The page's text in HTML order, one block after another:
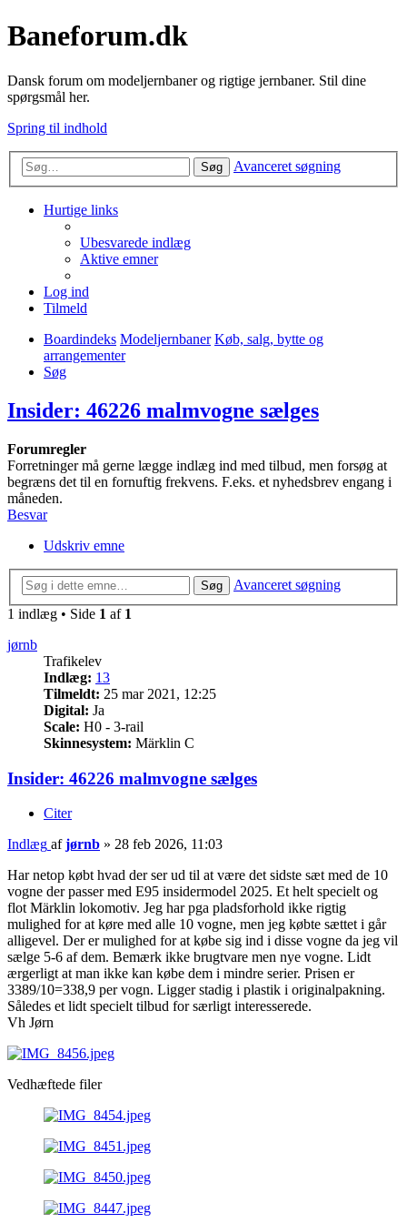
Baneforum.dk
Dansk forum om modeljernbaner og rigtige jernbaner. Stil dine
spørgsmål her.
Spring til indhold
Søg Avanceret søgning
Hurtige links
Ubesvarede indlæg
Aktive emner
Log ind
Tilmeld
Boardindeks Modeljernbaner Køb, salg, bytte og
arrangementer
Søg
Insider: 46226 malmvogne sælges
Forumregler
Forretninger må gerne lægge indlæg ind med tilbud, men forsøg at
begræns det til en fornuftig frekvens. F.eks. et nyhedsbrev engang i
måneden.
Besvar
Udskriv emne
Søg
Avanceret søgning
1 indlæg • Side 1 af 1
jørnb
Trafikelev
Indlæg: 13
Tilmeldt: 25 mar 2021, 12:25
Digital: Ja
Scale: H0 - 3-rail
Skinnesystem: Märklin C
Insider: 46226 malmvogne sælges
Citer
Indlæg afjørnb » 28 feb 2026, 11:03
Har netop købt hvad der ser ud til at være det sidste sæt med de 10
vogne der passer med E95 insidermodel 2025. Et helt specielt og
flot Märklin lokomotiv. Jeg har pga pladsforhold ikke rigtig
mulighed for at køre med alle 10 vogne, men jeg købte sættet i går
alligevel. Der er mulighed for at købe sig ind i disse vogne da jeg vil
sælge 5-6 af dem. Bemærk ikke brugtvare men nye vogne. Lidt
ærgerligt at man ikke kan købe dem i mindre serier. Prisen er
3389/10=338,9 per vogn. Ligger stadig i plastik i originalpakning.
Således et lidt specielt tilbud for særligt interesserede.
Vh Jørn
Vedhæftede filer